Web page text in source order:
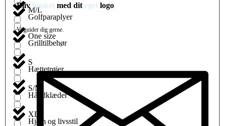
Golfparaplyer
Grilltilbehør
Hættetrøjer
Håndklæder
Hjem og livsstil
M/L
One size
S
S/M
XL
Bliv husket med dit eget logo
Vi guider dig gerne.